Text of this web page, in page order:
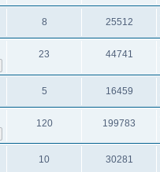
8 25512
23 44741
5 16459
120 199783
10 30281